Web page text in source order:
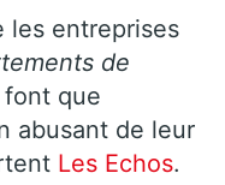
les entreprises
de
font que
abusant de leur
Les Echos.